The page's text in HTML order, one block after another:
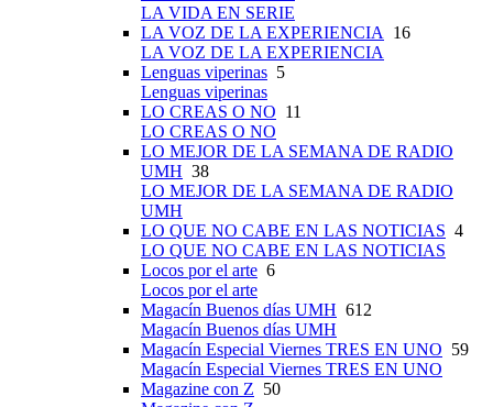
LA VIDA EN SERIE
LA VOZ DE LA EXPERIENCIA 16
LA VOZ DE LA EXPERIENCIA
Lenguas viperinas 5
Lenguas viperinas
LO CREAS O NO 11
LO CREAS O NO
LO MEJOR DE LA SEMANA DE RADIO
UMH 38
LO MEJOR DE LA SEMANA DE RADIO
UMH
LO QUE NO CABE EN LAS NOTICIAS 4
LO QUE NO CABE EN LAS NOTICIAS
Locos por el arte 6
Locos por el arte
Magacín Buenos días UMH 612
Magacín Buenos días UMH
Magacín Especial Viernes TRES EN UNO 59
Magacín Especial Viernes TRES EN UNO
Magazine con Z 50